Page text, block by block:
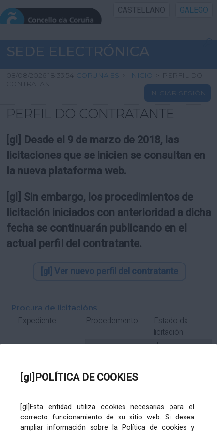
[gl]POLÍTICA DE COOKIES
[gl]Esta entidad utiliza cookies necesarias para el
correcto funcionamiento de su sitio web. Si desea
ampliar información sobre la Política de cookies y
CASTELLANO GALEGO
INICIO SEDE
INICIO
INFORMACIÓN PÚBLICA
UTILIDADES
SEDE ELECTRÓNICA
08/08/2026 18:33:54 CORUNA.ES > INICIO > PERFIL DO
CONTRATANTE
INICIAR SESIÓN
PERFIL DO CONTRATANTE
[gl] Desde el 9 de marzo de 2018, las
licitaciones que se inicien se consultan en
la nueva plataforma web.
[gl] Sin embargo, los procedimientos de
licitación iniciados con anterioridad a dicha
fecha se continuarán publicando en el
actual perfil del contratante.
[gl] Ver nuevo perfil del contratante
Procura de licitacións
Expediente Procedemento
Estado da
licitación
Subcontrato Tramitación
Órgano de contratación Título